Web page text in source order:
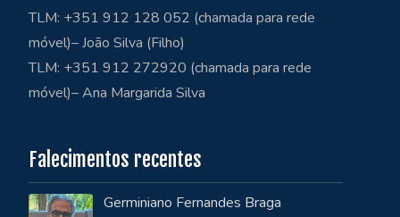
TLM: +351 912 128 052 (chamada para rede
móvel)– João Silva (Filho)
TLM: +351 912 272920 (chamada para rede
móvel)– Ana Margarida Silva
Falecimentos recentes
Germiniano Fernandes Braga